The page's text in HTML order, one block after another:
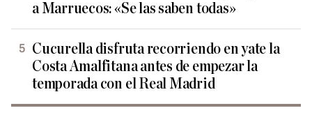
a Marruecos: «Se las saben todas»
Cucurella disfruta recorriendo en yate la
Costa Amalfitana antes de empezar la
temporada con el Real Madrid